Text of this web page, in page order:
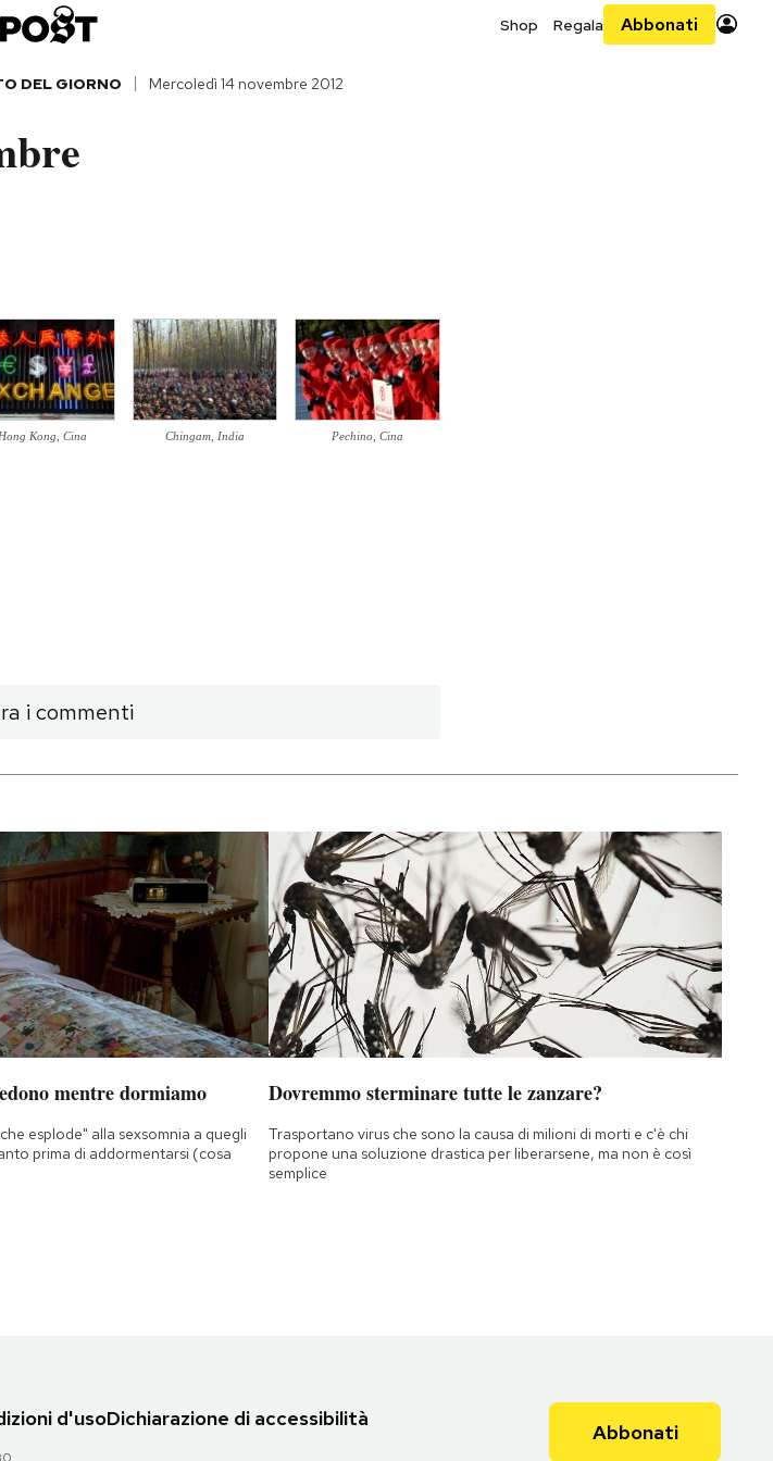
Shop Regala Abbonati
DEL GIORNO Mercoledì 14 novembre 2012
Kong, Cina Chingam, India Pechino, Cina
i commenti
mentre dormiamo
esplode" alla sexsomnia a quegli
prima di addormentarsi (cosa
Dovremmo sterminare tutte le zanzare?
Trasportano virus che sono la causa di milioni di morti e c'è chi
propone una soluzione drastica per liberarsene, ma non è così
semplice
d'usoDichiarazione di accessibilità
Abbonati